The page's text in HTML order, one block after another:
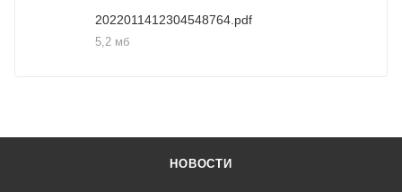
2022011412304548764.pdf
5,2 мб
НОВОСТИ